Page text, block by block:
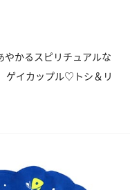
やかるスピリチュアルな
ゲイカップル♡トシ＆リ